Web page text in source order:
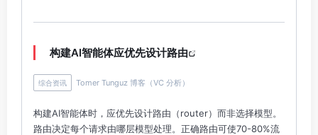
构建AI智能体应优先设计路由
综合资讯 Tomer Tunguz 博客（VC 分析）
构建AI智能体时，应优先设计路由（router）而非选择模型。
路由决定每个请求由哪层模型处理。正确路由可使70-80%流